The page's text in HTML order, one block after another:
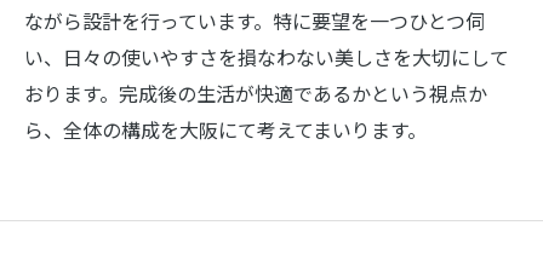
ながら設計を行っています。特に要望を一つひとつ伺
い、日々の使いやすさを損なわない美しさを大切にして
おります。完成後の生活が快適であるかという視点か
ら、全体の構成を大阪にて考えてまいります。